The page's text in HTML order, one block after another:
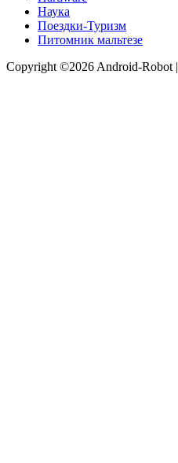
Наука
Поездки-Туризм
Питомник мальтезе
Copyright ©2026 Android-Robot |